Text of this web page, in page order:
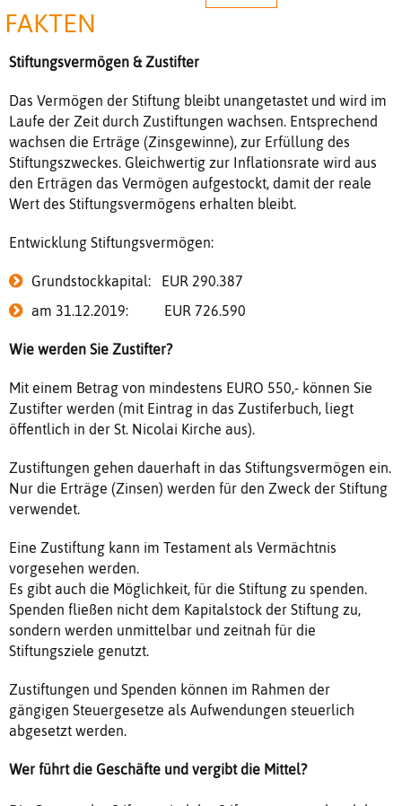
FAKTEN
Stiftungsvermögen & Zustifter
Das Vermögen der Stiftung bleibt unangetastet und wird im
Laufe der Zeit durch Zustiftungen wachsen. Entsprechend
wachsen die Erträge (Zinsgewinne), zur Erfüllung des
Stiftungszweckes. Gleichwertig zur Inflationsrate wird aus
den Erträgen das Vermögen aufgestockt, damit der reale
Wert des Stiftungsvermögens erhalten bleibt.
Entwicklung Stiftungsvermögen:
Grundstockkapital: EUR 290.387
am 31.12.2019: EUR 726.590
Wie werden Sie Zustifter?
Mit einem Betrag von mindestens EURO 550,- können Sie
Zustifter werden (mit Eintrag in das Zustiferbuch, liegt
öffentlich in der St. Nicolai Kirche aus).
Zustiftungen gehen dauerhaft in das Stiftungsvermögen ein.
Nur die Erträge (Zinsen) werden für den Zweck der Stiftung
verwendet.
Eine Zustiftung kann im Testament als Vermächtnis
vorgesehen werden.
Es gibt auch die Möglichkeit, für die Stiftung zu spenden.
Spenden fließen nicht dem Kapitalstock der Stiftung zu,
sondern werden unmittelbar und zeitnah für die
Stiftungsziele genutzt.
Zustiftungen und Spenden können im Rahmen der
gängigen Steuergesetze als Aufwendungen steuerlich
abgesetzt werden.
Wer führt die Geschäfte und vergibt die Mittel?